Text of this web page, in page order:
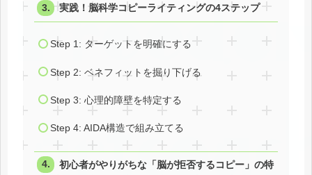
実践！脳科学コピーライティングの4ステップ
Step 1: ターゲットを明確にする
Step 2: ベネフィットを掘り下げる
Step 3: 心理的障壁を特定する
Step 4: AIDA構造で組み立てる
初心者がやりがちな「脳が拒否するコピー」の特